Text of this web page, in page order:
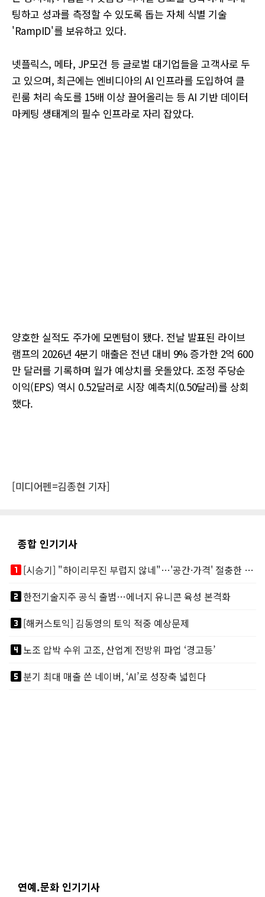
팅하고 성과를 측정할 수 있도록 돕는 자체 식별 기술
'RampID'를 보유하고 있다.
넷플릭스, 메타, JP모건 등 글로벌 대기업들을 고객사로 두
고 있으며, 최근에는 엔비디아의 AI 인프라를 도입하여 클
린룸 처리 속도를 15배 이상 끌어올리는 등 AI 기반 데이터
마케팅 생태계의 필수 인프라로 자리 잡았다.
양호한 실적도 주가에 모멘텀이 됐다. 전날 발표된 라이브
램프의 2026년 4분기 매출은 전년 대비 9% 증가한 2억 600
만 달러를 기록하며 월가 예상치를 웃돌았다. 조정 주당순
이익(EPS) 역시 0.52달러로 시장 예측치(0.50달러)를 상회
했다.
[미디어펜=김종현 기자]
종합 인기기사
looks_one
[시승기] "하이리무진 부럽지 않네"…'공간·가격' 절충한 카니발 하이루프
looks_two한전기술지주 공식 출범…에너지 유니콘 육성 본격화
looks_3[해커스토익] 김동영의 토익 적중 예상문제
looks_4노조 압박 수위 고조, 산업계 전방위 파업 ‘경고등’
looks_5분기 최대 매출 쓴 네이버, ‘AI’로 성장축 넓힌다
연예.문화 인기기사